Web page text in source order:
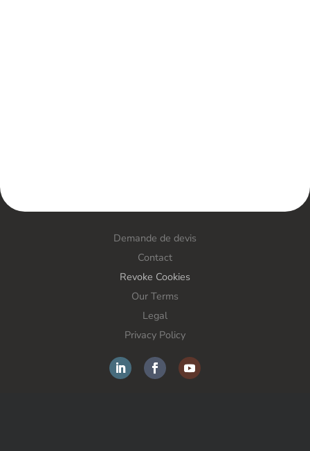
Demande de devis
Contact
Revoke Cookies
Our Terms
Legal
Privacy Policy